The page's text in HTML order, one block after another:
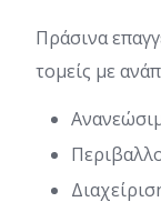
Πράσινα
τομείς με